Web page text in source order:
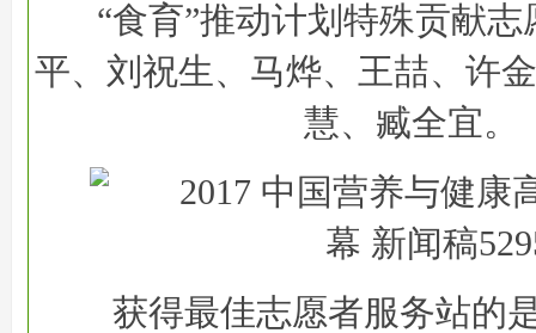
“食育”推动计划特殊贡献
平、刘祝生、马烨、王喆、许
慧、臧全宜。
获得最佳志愿者服务站的